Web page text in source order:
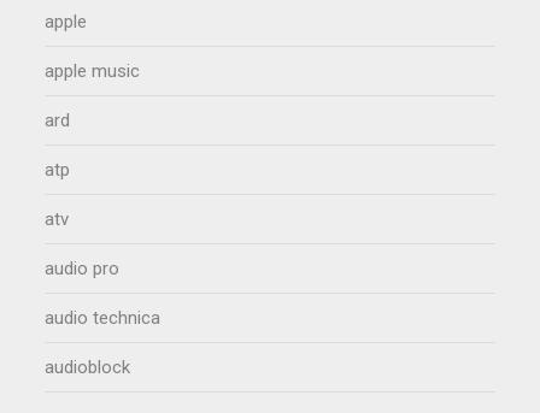
apple
apple music
ard
atp
atv
audio pro
audio technica
audioblock